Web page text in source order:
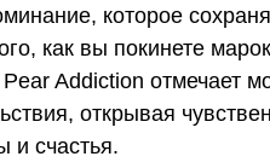
которое
как вы покинете
Addiction отмечает
открывая
и счастья.